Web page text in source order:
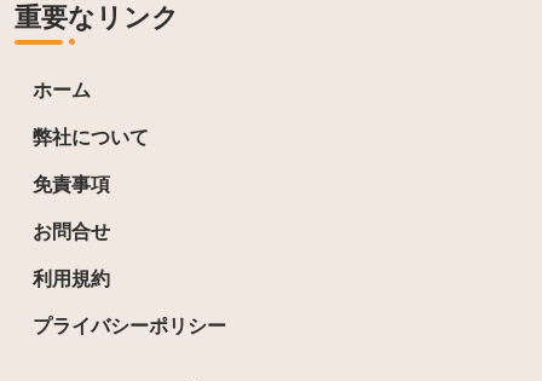
重要なリンク
ホーム
弊社について
免責事項
お問合せ
利用規約
プライバシーポリシー